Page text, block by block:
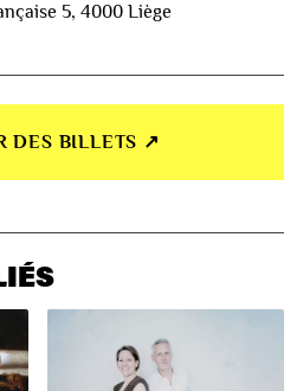
5, 4000 Liège
DES BILLETS ↗︎